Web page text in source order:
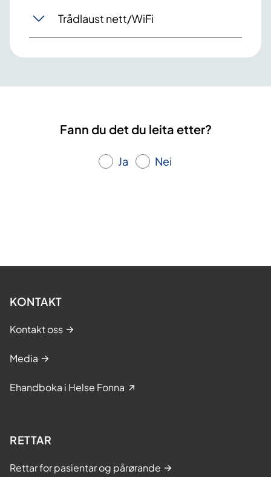
Trådlaust nett/WiFi
Fann du det du leita etter?
Ja Nei
KONTAKT
Kontakt oss
Media
Ehandboka i Helse Fonna
RETTAR
Rettar for pasientar og pårørande